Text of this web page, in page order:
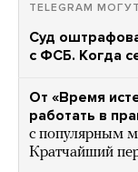
TELEGRAM
Суд
с ФСБ. Когда
От «Время
работать в
с популярным
Кратчайший